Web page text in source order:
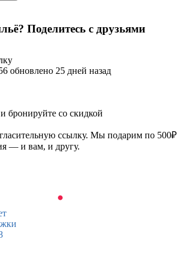
Поделитесь с друзьями
обновлено 25 дней назад
бронируйте со скидкой
ссылку. Мы подарим по 500₽
— и вам, и другу.